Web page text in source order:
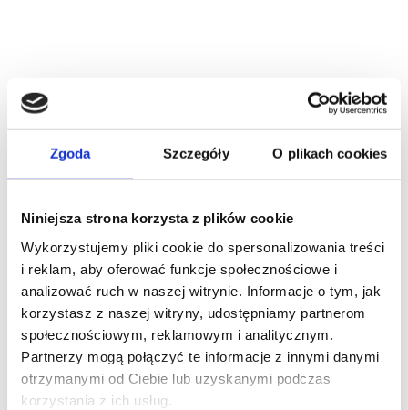
Zgoda Szczegóły O plikach cookies
Niniejsza strona korzysta z plików cookie
Wykorzystujemy pliki cookie do spersonalizowania treści
i reklam, aby oferować funkcje społecznościowe i
analizować ruch w naszej witrynie. Informacje o tym, jak
korzystasz z naszej witryny, udostępniamy partnerom
społecznościowym, reklamowym i analitycznym.
Partnerzy mogą połączyć te informacje z innymi danymi
otrzymanymi od Ciebie lub uzyskanymi podczas
korzystania z ich usług.